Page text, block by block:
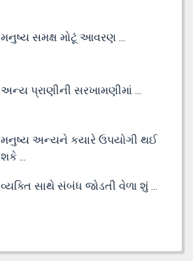
મનુષ્ય સમક્ષ મોટૂં આવરણ ...
અન્ય પ્રાણીની સરખામણીમાં ...
મનુષ્ય અન્યને કયારે ઉપયોગી થઈ
શકે ...
વ્યક્તિ સાથે સંબંધ જોડતી વેળા શું ...